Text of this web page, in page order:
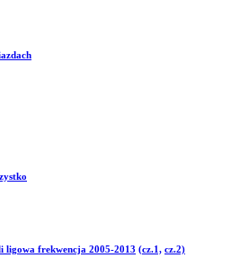
ligowa frekwencja 2005-2013 (cz.1, cz.2)